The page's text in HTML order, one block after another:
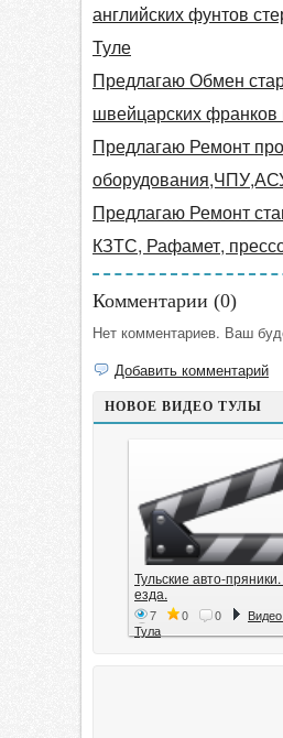
английских фунтов
Туле
Предлагаю Обмен
швейцарских франков
Предлагаю Ремонт
Предлагаю Ремонт
КЗТС, Рафамет,
Комментарии (0)
Нет комментариев. Ваш
Добавить комментарий
НОВОЕ ВИДЕО ТУЛЫ
Тульские авто-
езда.
7 0 0
Тула